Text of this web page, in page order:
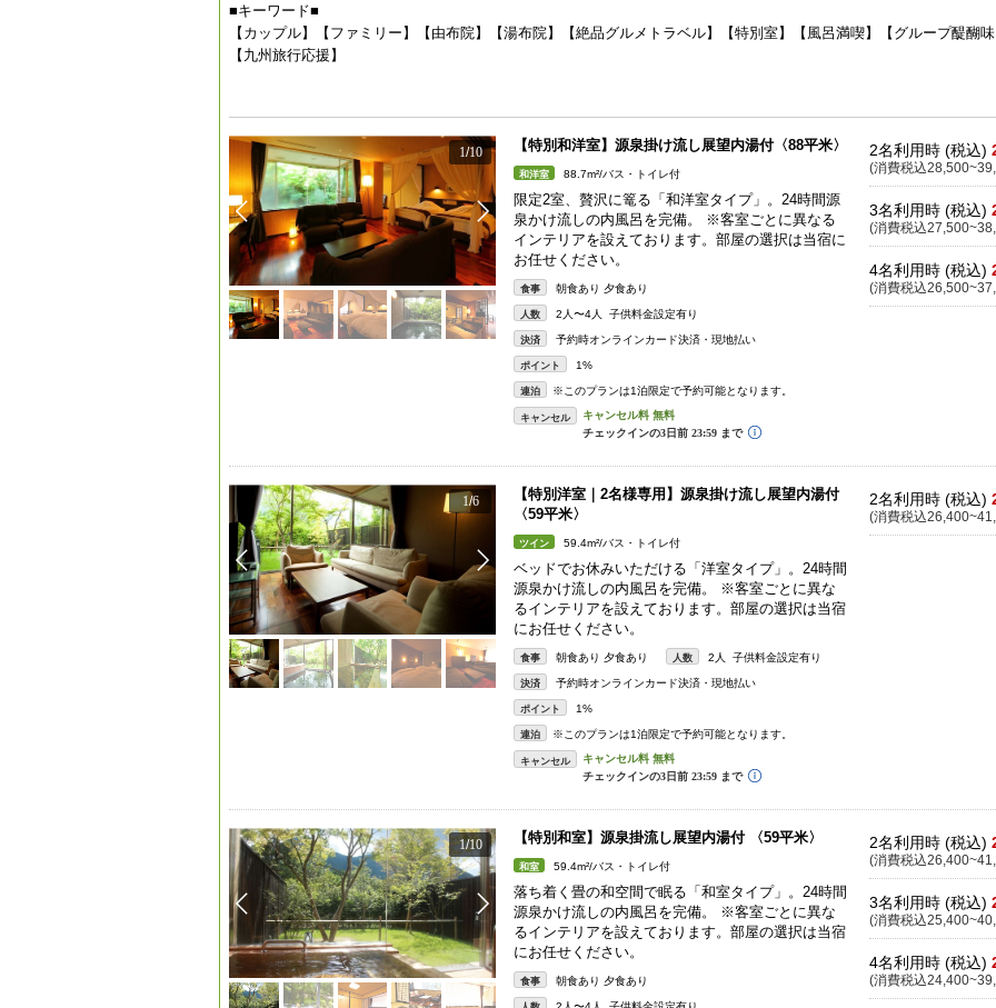
■キーワード■
【カップル】【ファミリー】【由布院】【湯布院】【絶品グルメトラベル】【特別室】【風呂満喫】【グループ醍醐
【九州旅行応援】
1/10 【特別和洋室】源泉掛け流し展望内湯付〈88平米〉
和洋室 88.7m²/バス・トイレ付
限定2室、贅沢に篭る「和洋室タイプ」。24時間源
泉かけ流しの内風呂を完備。 ※客室ごとに異なる
インテリアを設えております。部屋の選択は当宿に
お任せください。
食事 朝食あり 夕食あり
人数 2人〜4人 子供料金設定有り
決済 予約時オンラインカード決済・現地払い
ポイント 1%
連泊 ※このプランは1泊限定で予約可能となります。
キャンセル
2名利用時 (税込)
(消費税込
3名利用時 (税込)
(消費税込
4名利用時 (税込)
(消費税込
1/6
【特別洋室｜2名様専用】源泉掛け流し展望内湯付
〈59平米〉
ツイン 59.4m²/バス・トイレ付
ベッドでお休みいただける「洋室タイプ」。24時間
源泉かけ流しの内風呂を完備。 ※客室ごとに異な
るインテリアを設えております。部屋の選択は当宿
にお任せください。
食事 朝食あり 夕食あり 人数 2人 子供料金設定有り
決済 予約時オンラインカード決済・現地払い
ポイント 1%
連泊 ※このプランは1泊限定で予約可能となります。
キャンセル
2名利用時 (税込)
(消費税込
1/10 【特別和室】源泉掛流し展望内湯付 〈59平米〉
和室 59.4m²/バス・トイレ付
落ち着く畳の和空間で眠る「和室タイプ」。24時間
源泉かけ流しの内風呂を完備。 ※客室ごとに異な
るインテリアを設えております。部屋の選択は当宿
にお任せください。
食事 朝食あり 夕食あり
2名利用時 (税込)
(消費税込
3名利用時 (税込)
(消費税込
4名利用時 (税込)
(消費税込